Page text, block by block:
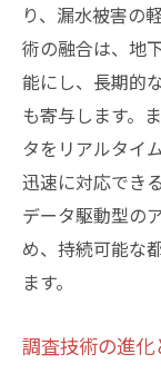
調査結
未来の
地域連
世界的
地下水漏
ーション
技術革
技術者
り、漏水被害の
術の融合は、地
能にし、長期的
も寄与します。
タをリアルタイ
迅速に対応でき
データ駆動型の
め、持続可能な
ます。
調査技術の進